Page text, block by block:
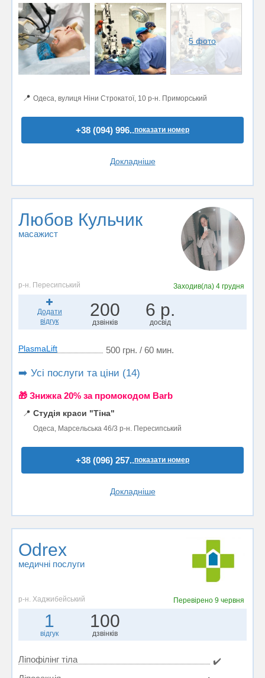
5 фото
📍 Одеса, вулиця Ніни Строкатої, 10 р-н. Приморський
+38 (094) 996..показати номер
Докладніше
Любов Кульчик
масажист
р-н. Пересипський Заходив(ла) 4 грудня
Додати
відгук
200
дзвінків
6 р.
досвід
PlasmaLift 500 грн. / 60 мин.
➡️ Усі послуги та ціни (14)
🎁 Знижка 20% за промокодом Barb
📍 Студія краси "Тіна"
Одеса, Марсельська 46/3 р-н. Пересипський
+38 (096) 257..показати номер
Докладніше
Odrex
медичні послуги
р-н. Хаджибейський Перевірено 9 червня
1
відгук
100
дзвінків
Ліпофілінг тіла
✔️